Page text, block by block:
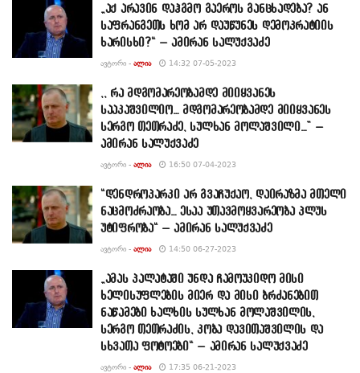
„აქ არავინ დაჰგმო გაეროს განცხადება? ან
საფრანგეთს ხომ არ დაუწუნეს დემოკრატიის
ხარისხი?“ – ამირან სალუქვაძე
ᲐᲕᲢᲝᲠᲘ - ᲐᲚᲘᲐ 14:32 07-05-2023
,, რა მდგომარეობამდე მიიყვანეს
სააკაშვილიო… მდგომარეობამდე მიიყვანეს
სერგო თეთრაძე, სულხან მოლაშვილი…” –
ამირან სალუქვაძე
ᲐᲕᲢᲝᲠᲘ - ᲐᲚᲘᲐ 16:50 07-04-2023
“დენდროპარკი არ გვაჩუქაო, დაირაზმა მთელი
ნაცმოძრაობა… ესაა უთავმოყვარეობა პლუს
უტიფრობა“ – ამირან სალუქვაძე
ᲐᲕᲢᲝᲠᲘ - ᲐᲚᲘᲐ 14:50 06-27-2023
„ამას პალატაში უნდა ჩამოუკიდო მისი
ხელისუფლების მიერ და მისი ბრძანებით
ნაწამები ხალხის სულხან მოლაშვილის,
სერგო თეთრაძის, კობა დავითაშვილის და
სხვათა ფოტოები“ – ამირან სალუქვაძე
ᲐᲕᲢᲝᲠᲘ - ᲐᲚᲘᲐ 17:35 06-21-2023